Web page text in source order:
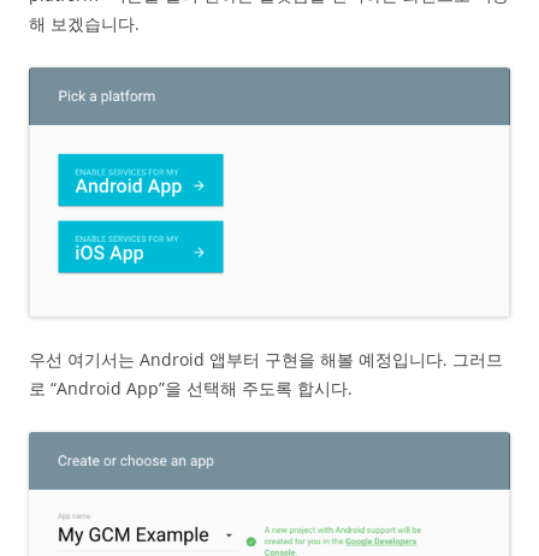
해 보겠습니다.
우선 여기서는 Android 앱부터 구현을 해볼 예정입니다. 그러므
로 “Android App”을 선택해 주도록 합시다.